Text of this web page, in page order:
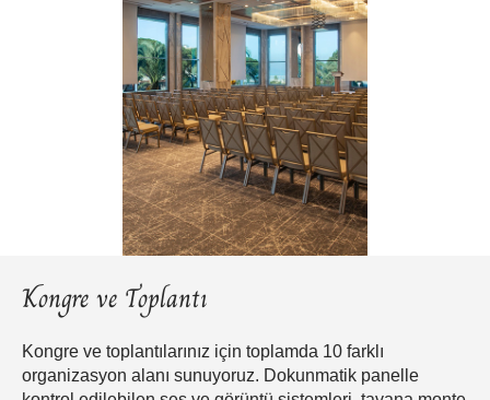
Kongre ve Toplantı
Kongre ve toplantılarınız için toplamda 10 farklı
organizasyon alanı sunuyoruz. Dokunmatik panelle